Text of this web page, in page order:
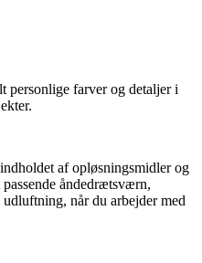
personlige farver og detaljer i
af opløsningsmidler og
åndedrætsværn,
når du arbejder med